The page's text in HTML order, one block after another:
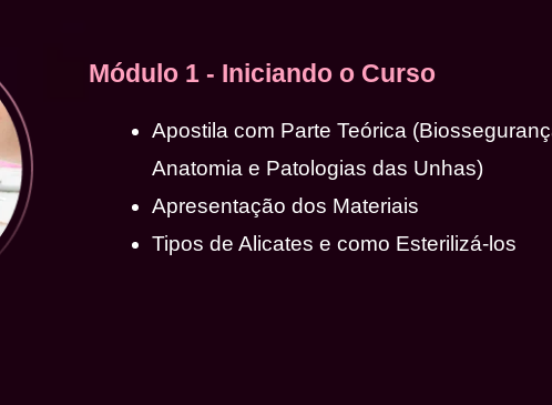
Módulo 1 - Iniciando o Curso
Apostila com Parte Teórica
Anatomia e Patologias das Unhas)
Apresentação dos Materiais
Tipos de Alicates e como Esterilizá-los